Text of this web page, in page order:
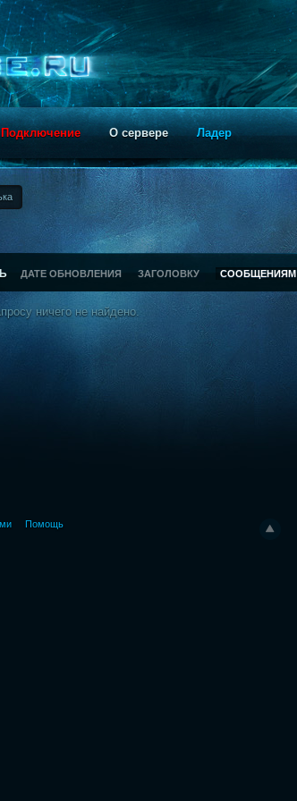
Подключение О сервере Ладер
ДАТЕ ОБНОВЛЕНИЯ ЗАГОЛОВКУ СООБЩЕНИЯМ
ничего не найдено.
Помощь